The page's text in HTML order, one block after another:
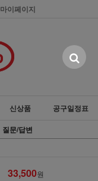
마이페이지
신상품
공구일정표
질문/답변
33,500원